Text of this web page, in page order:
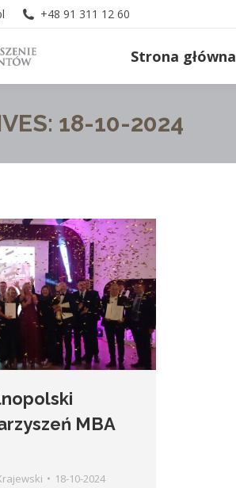
+48 91 311 12 60
Strona główna
18-10-2024
MBA
18-10-2024